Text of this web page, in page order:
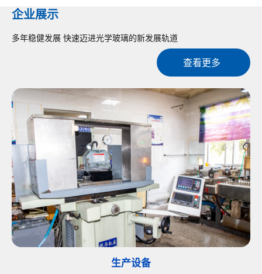
企业展示
多年稳健发展 快速迈进光学玻璃的新发展轨道
查看更多
生产设备